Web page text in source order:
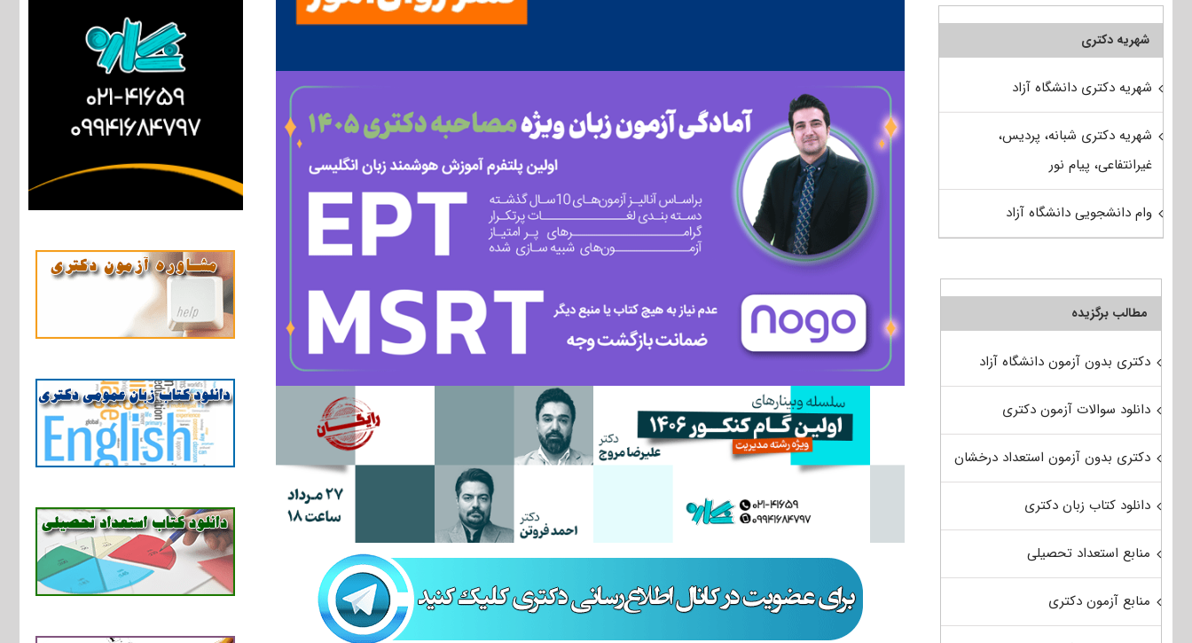
شهریه دکتری
شهریه دکتری دانشگاه آزاد
شهریه دکتری شبانه، پردیس،
غیرانتفاعی، پیام نور
وام دانشجویی دانشگاه آزاد
مطالب برگزیده
دکتری بدون آزمون دانشگاه آزاد
دانلود سوالات آزمون دکتری
دکتری بدون آزمون استعداد درخشان
دانلود کتاب زبان دکتری
منابع استعداد تحصیلی
منابع آزمون دکتری